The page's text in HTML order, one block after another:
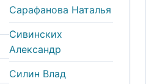
Сарафанова Наталья
Сивинских
Александр
Силин Влад